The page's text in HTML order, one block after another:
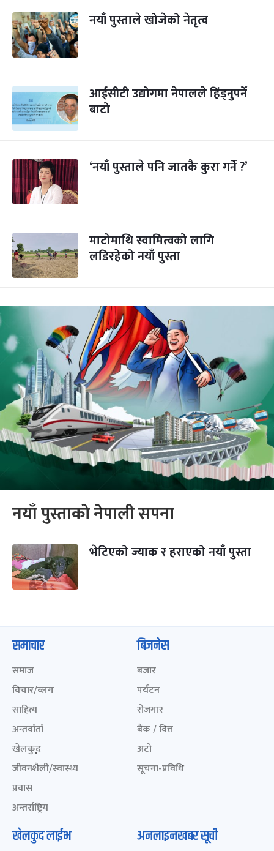
नयाँ पुस्ताले खोजेको नेतृत्व
आईसीटी उद्योगमा नेपालले हिंड्नुपर्ने
बाटो
‘नयाँ पुस्ताले पनि जातकै कुरा गर्ने ?’
माटोमाथि स्वामित्वको लागि
लडिरहेको नयाँ पुस्ता
नयाँ पुस्ताको नेपाली सपना
भेटिएको ज्याक र हराएको नयाँ पुस्ता
समाचार
समाज
विचार/ब्लग
साहित्य
अन्तर्वार्ता
खेलकुद़़
जीवनशैली/स्वास्थ्य
प्रवास
अन्तर्राष्ट्रिय
बिजनेस
बजार
पर्यटन
रोजगार
बैंक / वित्त
अटो
सूचना-प्रविधि
खेलकुद लाईभ अनलाइनखबर सूची